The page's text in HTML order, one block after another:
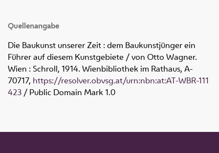
Quellenangabe
Die Baukunst unserer Zeit : dem Baukunstjünger ein
Führer auf diesem Kunstgebiete / von Otto Wagner.
Wien : Schroll, 1914. Wienbibliothek im Rathaus, A-
70717, https://resolver.obvsg.at/urn:nbn:at:AT-WBR-111
423 / Public Domain Mark 1.0